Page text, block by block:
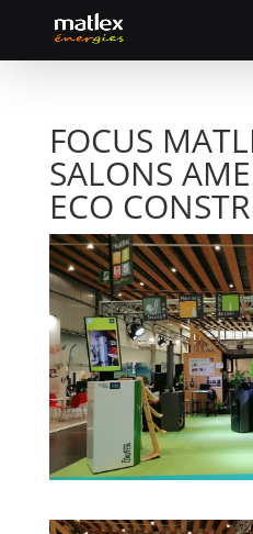
FOCUS
SALONS
ECO